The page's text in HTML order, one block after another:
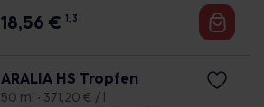
18,56 € 1, 3
ARALIA HS Tropfen
50 ml • 371,20 € / l